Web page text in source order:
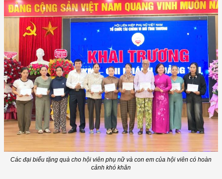
Các đại biểu tặng quà cho hội viên phụ nữ và con em của hội viên có hoàn
cảnh khó khăn